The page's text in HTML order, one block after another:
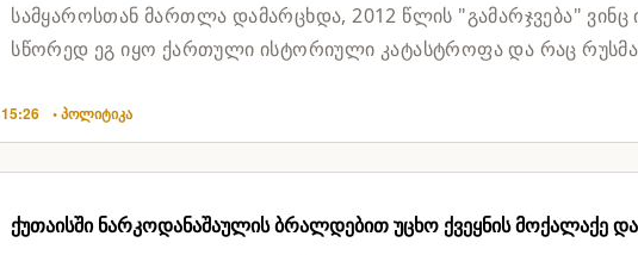
სამყაროსთან მართლა დამარცხდა, 2012 წლის "გამარჯვება" ვინც
სწორედ ეგ იყო ქართული ისტორიული კატასტროფა და რაც
15:26 • პოლიტიკა
ქუთაისში ნარკოდანაშაულის ბრალდებით უცხო ქვეყნის მოქალაქე